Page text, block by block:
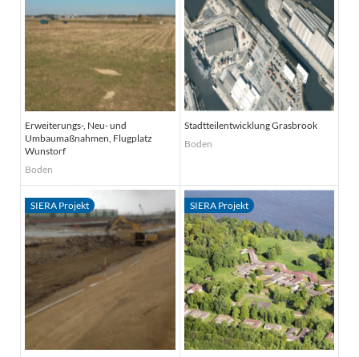
Erweiterungs-, Neu- und
Umbaumaßnahmen, Flugplatz
Wunstorf
Boden
Stadtteilentwicklung Grasbrook
Boden